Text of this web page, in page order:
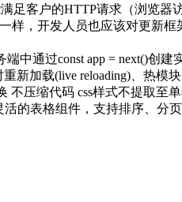
足客户的HTTP请求（浏览器
样，开发人员也应该对更新
中通过const app = next()创建
加载(live reloading)、热模块
不压缩代码 css样式不提取至
活的表格组件，支持排序、